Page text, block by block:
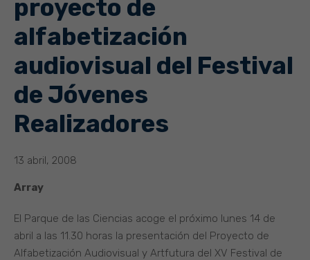
proyecto de
alfabetización
audiovisual del Festival
de Jóvenes
Realizadores
13 abril, 2008
Array
El Parque de las Ciencias acoge el próximo lunes 14 de
abril a las 11.30 horas la presentación del Proyecto de
Alfabetización Audiovisual y Artfutura del XV Festival de